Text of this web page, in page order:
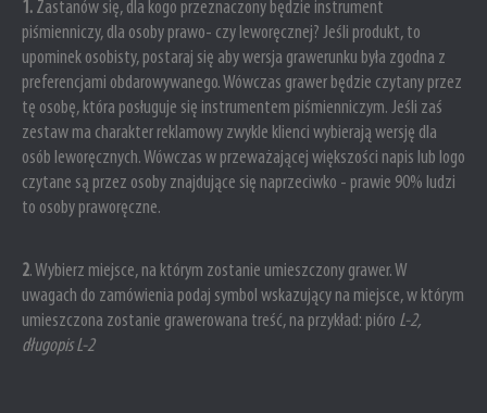
1. Zastanów się, dla kogo przeznaczony będzie instrument
piśmienniczy, dla osoby prawo- czy leworęcznej? Jeśli produkt, to
upominek osobisty, postaraj się aby wersja grawerunku była zgodna z
preferencjami obdarowywanego. Wówczas grawer będzie czytany przez
tę osobę, która posługuje się instrumentem piśmienniczym. Jeśli zaś
zestaw ma charakter reklamowy zwykle klienci wybierają wersję dla
osób leworęcznych. Wówczas w przeważającej większości napis lub logo
czytane są przez osoby znajdujące się naprzeciwko - prawie 90% ludzi
to osoby praworęczne.
2. Wybierz miejsce, na którym zostanie umieszczony grawer.W
uwagach do zamówienia podaj symbol wskazujący na miejsce, w którym
umieszczona zostanie grawerowana treść, na przykład: pióro L-2,
długopis L-2